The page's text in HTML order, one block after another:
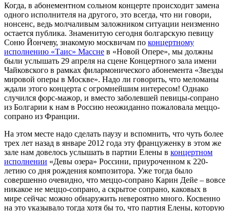
Когда, в абонементном сольном концерте происходит замена
одного исполнителя на другого, это всегда, что ни говори,
нонсенс, ведь молчаливым заложником ситуации неизменно
остается публика. Знаменитую сегодня болгарскую певицу
Соню Йончеву, знакомую москвичам по концертному
исполнению «Таис» Массне в «Новой Опере», мы должны
были услышать 29 апреля на сцене Концертного зала имени
Чайковского в рамках филармонического абонемента «Звезды
мировой оперы в Москве». Надо ли говорить, что меломаны
ждали этого концерта с огромнейшим интересом! Однако
случился форс-мажор, и вместо заболевшей певицы-сопрано
из Болгарии к нам в Россию неожиданно пожаловала меццо-
сопрано из Франции.
На этом месте надо сделать паузу и вспомнить, что чуть более
трех лет назад в январе 2012 года эту француженку в этом же
зале нам довелось услышать в партии Елены в концертном
исполнении «Девы озера» Россини, приуроченном к 220-
летию со дня рождения композитора. Уже тогда было
совершенно очевидно, что меццо-сопрано Карин Дейе – вовсе
никакое не меццо-сопрано, а скрытое сопрано, каковых в
мире сейчас можно обнаружить невероятно много. Косвенно
на это указывало тогда хотя бы то, что партия Елены, которую